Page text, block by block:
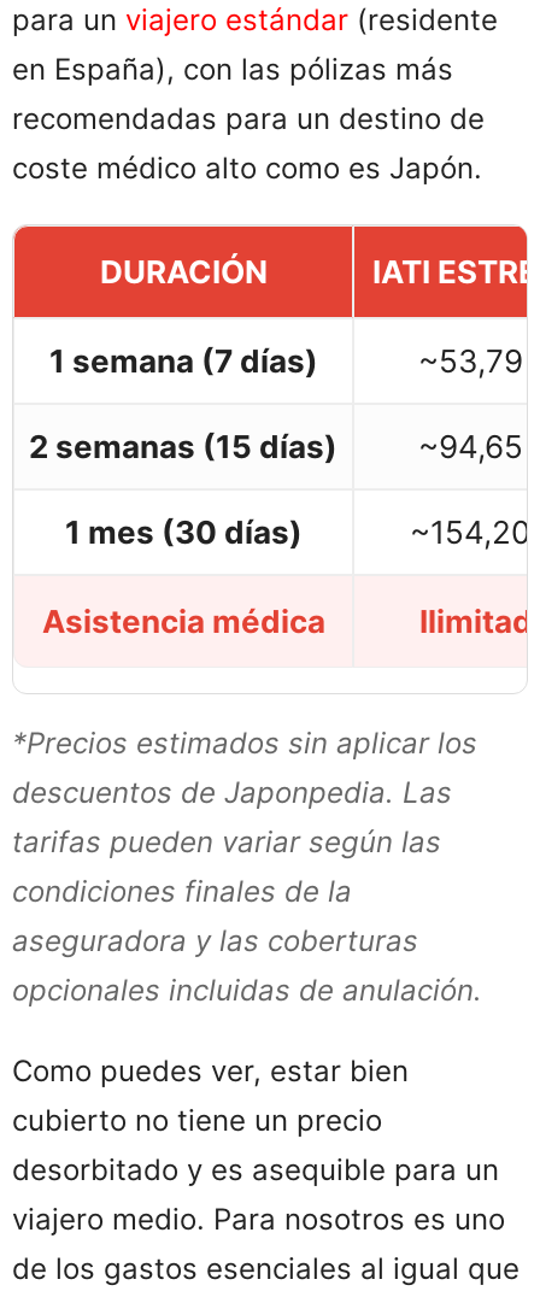
para un viajero estándar (residente
en España), con las pólizas más
recomendadas para un destino de
coste médico alto como es Japón.
DURACIÓN IATI
1 semana (7 días) ~53,79
2 semanas (15 días) ~94,65
1 mes (30 días) ~154,20
Asistencia médica
*Precios estimados sin aplicar los
descuentos de Japonpedia. Las
tarifas pueden variar según las
condiciones finales de la
aseguradora y las coberturas
opcionales incluidas de anulación.
Como puedes ver, estar bien
cubierto no tiene un precio
desorbitado y es asequible para un
viajero medio. Para nosotros es uno
de los gastos esenciales al igual que